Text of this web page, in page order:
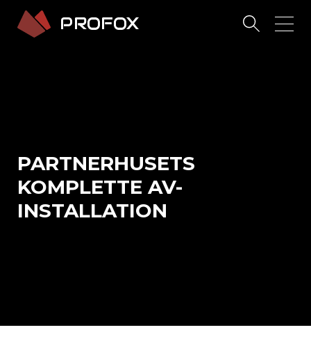
PARTNERHUSETS
KOMPLETTE AV-
INSTALLATION